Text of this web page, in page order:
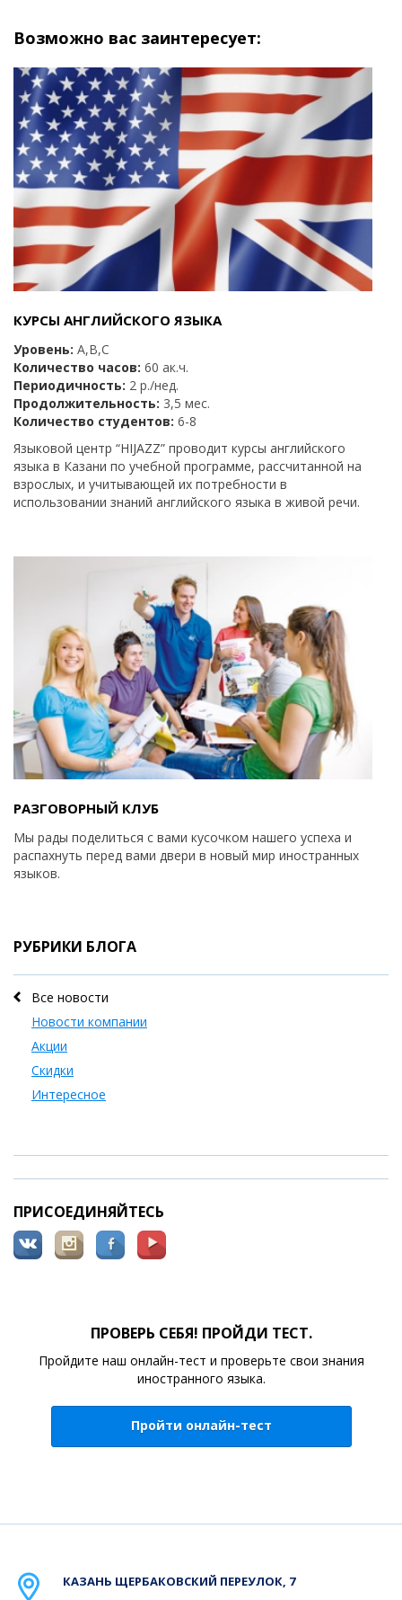
Возможно вас заинтересует:
КУРСЫ АНГЛИЙСКОГО ЯЗЫКА
Уровень: А,B,C
Количество часов: 60 ак.ч.
Периодичность: 2 р./нед.
Продолжительность: 3,5 мес.
Количество студентов: 6-8
Языковой центр “HIJAZZ” проводит курсы английского
языка в Казани по учебной программе, рассчитанной на
взрослых, и учитывающей их потребности в
использовании знаний английского языка в живой речи.
РАЗГОВОРНЫЙ КЛУБ
Мы рады поделиться с вами кусочком нашего успеха и
распахнуть перед вами двери в новый мир иностранных
языков.
РУБРИКИ БЛОГА
Все новости
Новости компании
Акции
Скидки
Интересное
ПРИСОЕДИНЯЙТЕСЬ
ПРОВЕРЬ СЕБЯ! ПРОЙДИ ТЕСТ.
Пройдите наш онлайн-тест и проверьте свои знания
иностранного языка.
Пройти онлайн-тест
КАЗАНЬ ЩЕРБАКОВСКИЙ ПЕРЕУЛОК, 7